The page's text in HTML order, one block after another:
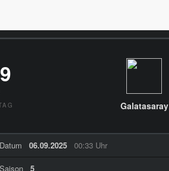
9
Galatasaray
Datum 06.09.2025 00:33 Uhr
Saison
5